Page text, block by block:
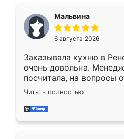
меньше, здесь же он
Мне нравится ,если что-
мебели буду заказывать
Мальвина
6 августа 2026
Заказывала кухню в
очень довольна.
посчитала, на вопросы
Замерщик приехал в
делу со всей
за день, ребята
Читать полностью